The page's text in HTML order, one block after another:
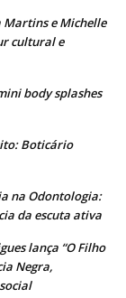
Martins e Michelle
cultural e
body splashes
Boticário
na Odontologia:
da escuta ativa
lança “O Filho
Negra,